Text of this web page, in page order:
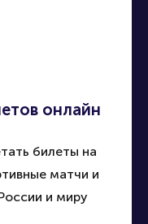
онлайн
билеты на
матчи и
и миру